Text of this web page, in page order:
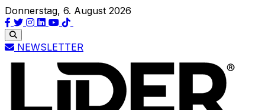
Donnerstag, 6. August 2026
NEWSLETTER